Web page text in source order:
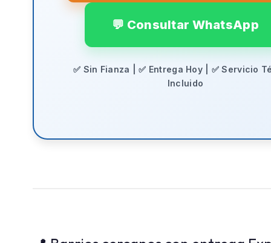
💬 Consultar WhatsApp
✅ Sin Fianza | ✅ Entrega Hoy | ✅ Servicio
Incluido